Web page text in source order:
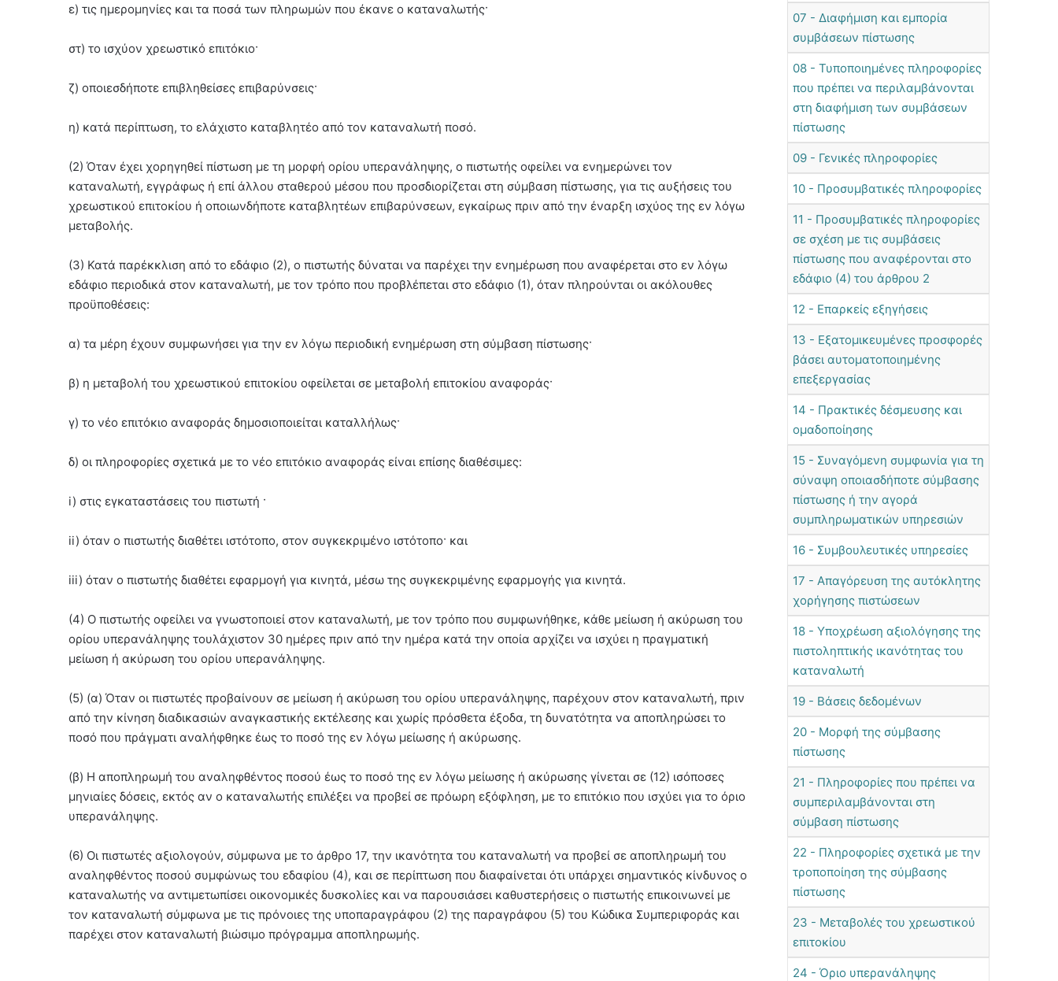
ε) τις ημερομηνίες και τα ποσά των πληρωμών που έκανε ο καταναλωτής·
στ) το ισχύον χρεωστικό επιτόκιο·
ζ) οποιεσδήποτε επιβληθείσες επιβαρύνσεις·
η) κατά περίπτωση, το ελάχιστο καταβλητέο από τον καταναλωτή ποσό.
(2) Όταν έχει χορηγηθεί πίστωση με τη μορφή ορίου υπερανάληψης, ο πιστωτής οφείλει να ενημερώνει τον
καταναλωτή, εγγράφως ή επί άλλου σταθερού μέσου που προσδιορίζεται στη σύμβαση πίστωσης, για τις αυξήσεις του
χρεωστικού επιτοκίου ή οποιωνδήποτε καταβλητέων επιβαρύνσεων, εγκαίρως πριν από την έναρξη ισχύος της εν λόγω
μεταβολής.
(3) Κατά παρέκκλιση από το εδάφιο (2), ο πιστωτής δύναται να παρέχει την ενημέρωση που αναφέρεται στο εν λόγω
εδάφιο περιοδικά στον καταναλωτή, με τον τρόπο που προβλέπεται στο εδάφιο (1), όταν πληρούνται οι ακόλουθες
προϋποθέσεις:
α) τα μέρη έχουν συμφωνήσει για την εν λόγω περιοδική ενημέρωση στη σύμβαση πίστωσης·
β) η μεταβολή του χρεωστικού επιτοκίου οφείλεται σε μεταβολή επιτοκίου αναφοράς·
γ) το νέο επιτόκιο αναφοράς δημοσιοποιείται καταλλήλως·
δ) οι πληροφορίες σχετικά με το νέο επιτόκιο αναφοράς είναι επίσης διαθέσιμες:
i) στις εγκαταστάσεις του πιστωτή ·
ii) όταν ο πιστωτής διαθέτει ιστότοπο, στον συγκεκριμένο ιστότοπο· και
iii) όταν ο πιστωτής διαθέτει εφαρμογή για κινητά, μέσω της συγκεκριμένης εφαρμογής για κινητά.
(4) Ο πιστωτής οφείλει να γνωστοποιεί στον καταναλωτή, με τον τρόπο που συμφωνήθηκε, κάθε μείωση ή ακύρωση του
ορίου υπερανάληψης τουλάχιστον 30 ημέρες πριν από την ημέρα κατά την οποία αρχίζει να ισχύει η πραγματική
μείωση ή ακύρωση του ορίου υπερανάληψης.
(5) (α) Όταν οι πιστωτές προβαίνουν σε μείωση ή ακύρωση του ορίου υπερανάληψης, παρέχουν στον καταναλωτή, πριν
από την κίνηση διαδικασιών αναγκαστικής εκτέλεσης και χωρίς πρόσθετα έξοδα, τη δυνατότητα να αποπληρώσει το
ποσό που πράγματι αναλήφθηκε έως το ποσό της εν λόγω μείωσης ή ακύρωσης.
(β) Η αποπληρωμή του αναληφθέντος ποσού έως το ποσό της εν λόγω μείωσης ή ακύρωσης γίνεται σε (12) ισόποσες
μηνιαίες δόσεις, εκτός αν ο καταναλωτής επιλέξει να προβεί σε πρόωρη εξόφληση, με το επιτόκιο που ισχύει για το όριο
υπερανάληψης.
(6) Οι πιστωτές αξιολογούν, σύμφωνα με το άρθρο 17, την ικανότητα του καταναλωτή να προβεί σε αποπληρωμή του
αναληφθέντος ποσού συμφώνως του εδαφίου (4), και σε περίπτωση που διαφαίνεται ότι υπάρχει σημαντικός κίνδυνος ο
καταναλωτής να αντιμετωπίσει οικονομικές δυσκολίες και να παρουσιάσει καθυστερήσεις ο πιστωτής επικοινωνεί με
τον καταναλωτή σύμφωνα με τις πρόνοιες της υποπαραγράφου (2) της παραγράφου (5) του Κώδικα Συμπεριφοράς και
παρέχει στον καταναλωτή βιώσιμο πρόγραμμα αποπληρωμής.
07 - Διαφήμιση και εμπορία
συμβάσεων πίστωσης
08 - Τυποποιημένες πληροφορίες
που πρέπει να περιλαμβάνονται
στη διαφήμιση των συμβάσεων
πίστωσης
09 - Γενικές πληροφορίες
10 - Προσυμβατικές πληροφορίες
11 - Προσυμβατικές πληροφορίες
σε σχέση με τις συμβάσεις
πίστωσης που αναφέρονται στο
εδάφιο (4) του άρθρου 2
12 - Επαρκείς εξηγήσεις
13 - Εξατομικευμένες προσφορές
βάσει αυτοματοποιημένης
επεξεργασίας
14 - Πρακτικές δέσμευσης και
ομαδοποίησης
15 - Συναγόμενη συμφωνία για τη
σύναψη οποιασδήποτε σύμβασης
πίστωσης ή την αγορά
συμπληρωματικών υπηρεσιών
16 - Συμβουλευτικές υπηρεσίες
17 - Απαγόρευση της αυτόκλητης
χορήγησης πιστώσεων
18 - Υποχρέωση αξιολόγησης της
πιστοληπτικής ικανότητας του
καταναλωτή
19 - Βάσεις δεδομένων
20 - Μορφή της σύμβασης
πίστωσης
21 - Πληροφορίες που πρέπει να
συμπεριλαμβάνονται στη
σύμβαση πίστωσης
22 - Πληροφορίες σχετικά με την
τροποποίηση της σύμβασης
πίστωσης
23 - Μεταβολές του χρεωστικού
επιτοκίου
24 - Όριο υπερανάληψης